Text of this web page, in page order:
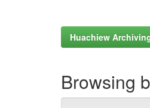
Huachiew
Browsing